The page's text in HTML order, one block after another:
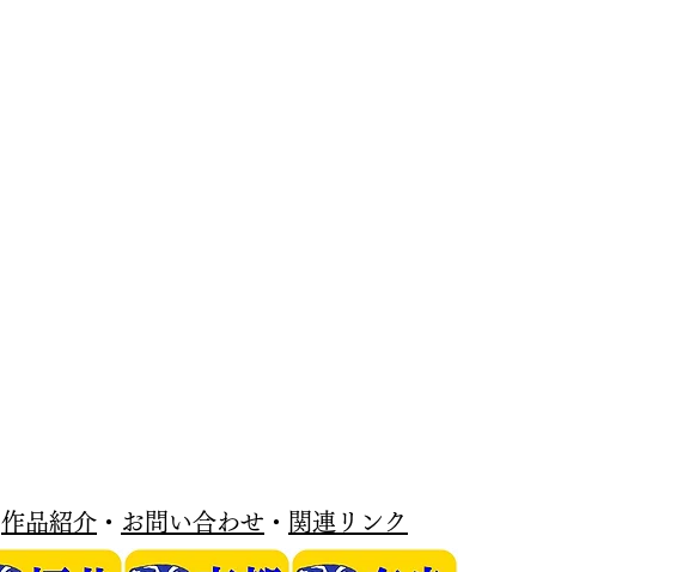
作品紹介 ・ お問い合わせ ・ 関連リンク